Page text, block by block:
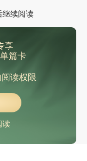
继续阅读
享
篇卡
读权限
读